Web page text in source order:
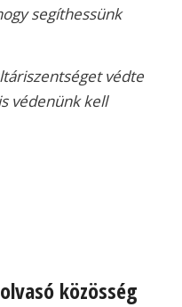
segíthessünk
védte
védenünk kell
közösség